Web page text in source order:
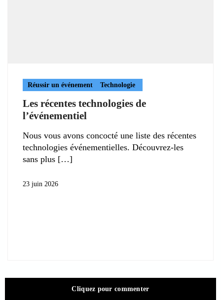
Réussir un événement Technologie
Les récentes technologies de
l’événementiel
Nous vous avons concocté une liste des récentes
technologies événementielles. Découvrez-les
sans plus
23 juin 2026
Cliquez pour commenter